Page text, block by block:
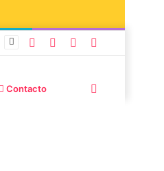
Contacto